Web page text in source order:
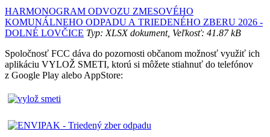
HARMONOGRAM ODVOZU ZMESOVÉHO
KOMUNÁLNEHO ODPADU A TRIEDENÉHO ZBERU 2026 -
DOLNÉ LOVČICE Typ: XLSX dokument, Veľkosť: 41.87 kB
Spoločnosť FCC dáva do pozornosti občanom možnosť využiť ich
aplikáciu VYLOŽ SMETI, ktorú si môžete stiahnuť do telefónov
z Google Play alebo AppStore: